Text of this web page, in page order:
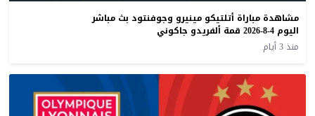
مشاهدة مباراة أتلتيكو مينيرو وجوفنتود بث مباشر
اليوم 4-8-2026 قمة ألفريدو جاكوني
منذ 3 أيام